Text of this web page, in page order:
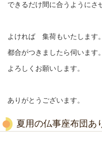
できるだけ間に合うようにさ
よければ 集荷もいたします。
都合がつきましたら伺います。
よろしくお願いします。
ありがとうございます。
夏用の仏事座布団あ